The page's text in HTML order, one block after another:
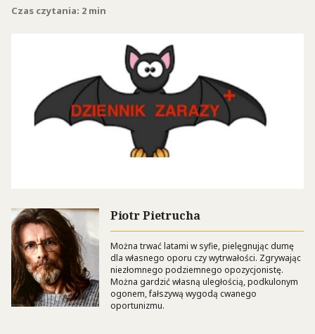
Czas czytania: 2 min
Piotr Pietrucha
Można trwać latami w syfie, pielęgnując dumę
dla własnego oporu czy wytrwałości. Zgrywając
niezłomnego podziemnego opozycjonistę.
Można gardzić własną uległością, podkulonym
ogonem, fałszywą wygodą cwanego
oportunizmu.